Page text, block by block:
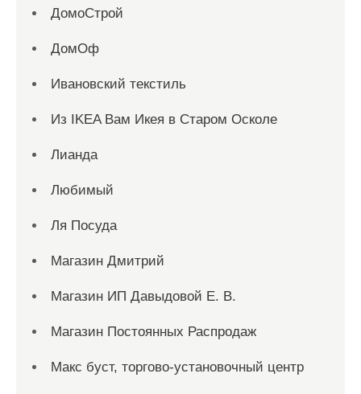
ДомоСтрой
ДомОф
Ивановский текстиль
Из IKEA Вам Икея в Старом Осколе
Лианда
Любимый
Ля Посуда
Магазин Дмитрий
Магазин ИП Давыдовой Е. В.
Магазин Постоянных Распродаж
Макс буст, торгово-установочный центр